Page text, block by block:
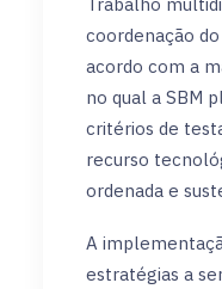
coordenação do
acordo com a
no qual a SBM
critérios de
recurso
ordenada e
A
estratégias a